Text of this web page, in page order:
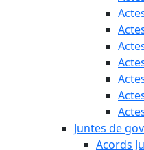
Juntes de
Acords